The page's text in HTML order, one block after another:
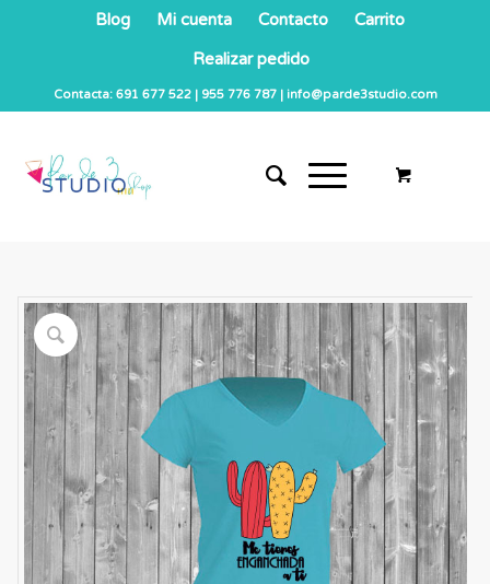
Blog Mi cuenta Contacto
Carrito
Realizar pedido
Contacta: 691 677 522 | 955 776 787 | info@parde3studio.com